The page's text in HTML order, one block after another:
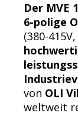
Der MVE
6-polige
(380-
von OLI
weltweit